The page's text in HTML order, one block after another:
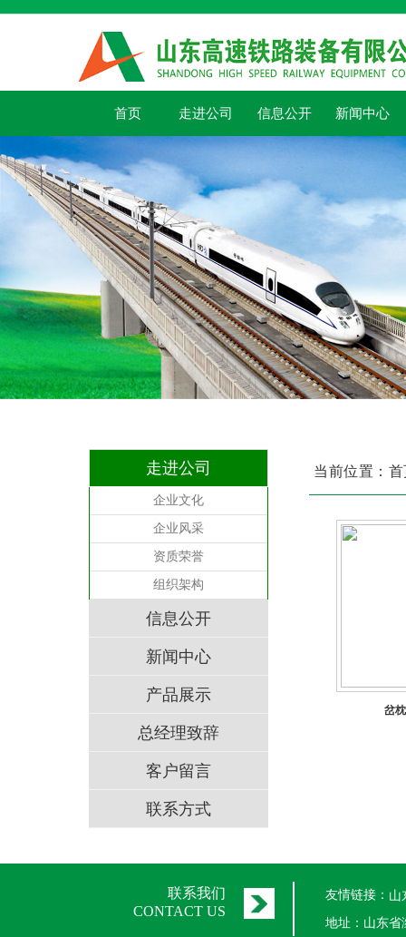
首页 走进公司 信息公开 新闻中心
走进公司
企业文化
企业风采
资质荣誉
组织架构
信息公开
新闻中心
产品展示
总经理致辞
客户留言
联系方式
当前位置：
岔
联系我们
CONTACT US
友情链接： 山
地址：山东省